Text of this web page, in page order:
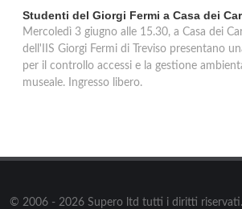
Studenti del Giorgi Fermi a Casa dei
Mercoledì 3 giugno alle 15.30, a Casa dei
dell'IIS Giorgi Fermi di Treviso presentano
per il controllo accessi e la gestione
museale. Ingresso libero.
© 2006 - 2026 Supero ltd tutti i diritti